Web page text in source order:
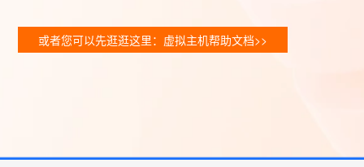
或者您可以先逛逛这里：虚拟主机帮助文档>>